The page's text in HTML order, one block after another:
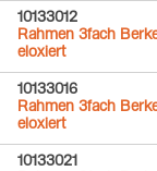
10133012
Rahmen 3fach
eloxiert
10133016
Rahmen 3fach
eloxiert
10133021